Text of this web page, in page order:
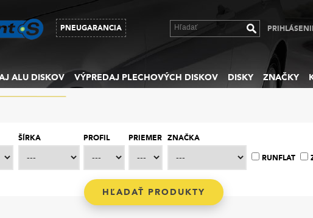
PNEUGARANCIA
ALU DISKOV VÝPREDAJ PLECHOVÝCH DISKOV DISKY ZNAČKY
ŠÍRKA PROFIL PRIEMER ZNAČKA
RUNFLAT